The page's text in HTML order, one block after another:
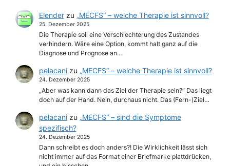
Elenderzu „MECFS“ – welche Therapie ist sinnvoll?
25. Dezember 2025
Die Therapie soll eine Verschlechterung des Zustandes
verhindern. Wäre eine Option, kommt halt ganz auf die
Diagnose und Prognose an.…
pelacanizu „MECFS“ – welche Therapie ist sinnvoll?
24. Dezember 2025
„Aber was kann dann das Ziel der Therapie sein?“ Das liegt
doch auf der Hand. Nein, durchaus nicht. Das (Fern-)Ziel…
pelacanizu „MECFS“ – sind die Symptome
spezifisch?
24. Dezember 2025
Dann schreibt es doch anders?! Die Wirklichkeit lässt sich
nicht immer auf das Format einer Briefmarke plattdrücken,